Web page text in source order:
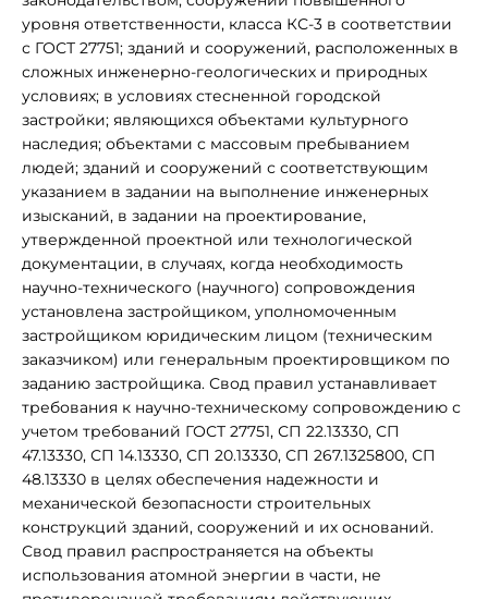
уровня ответственности, класса КС-3 в соответствии
с ГОСТ 27751; зданий и сооружений, расположенных в
сложных инженерно-геологических и природных
условиях; в условиях стесненной городской
застройки; являющихся объектами культурного
наследия; объектами с массовым пребыванием
людей; зданий и сооружений с соответствующим
указанием в задании на выполнение инженерных
изысканий, в задании на проектирование,
утвержденной проектной или технологической
документации, в случаях, когда необходимость
научно-технического (научного) сопровождения
установлена застройщиком, уполномоченным
застройщиком юридическим лицом (техническим
заказчиком) или генеральным проектировщиком по
заданию застройщика. Свод правил устанавливает
требования к научно-техническому сопровождению с
учетом требований ГОСТ 27751, СП 22.13330, СП
47.13330, СП 14.13330, СП 20.13330, СП 267.1325800, СП
48.13330 в целях обеспечения надежности и
механической безопасности строительных
конструкций зданий, сооружений и их оснований.
Свод правил распространяется на объекты
использования атомной энергии в части, не